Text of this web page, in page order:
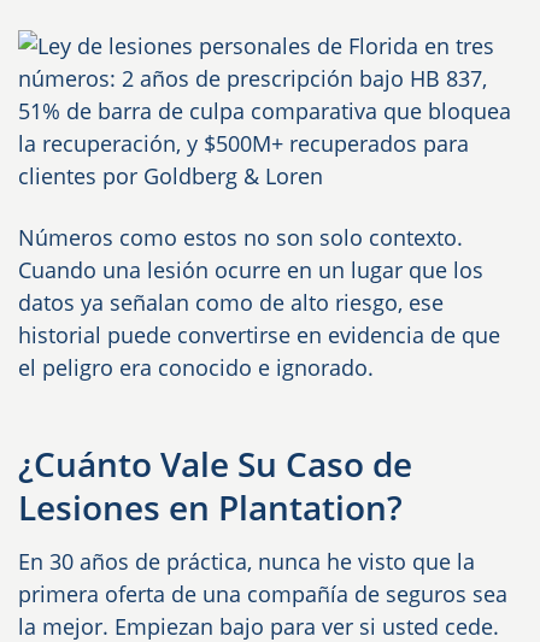
Números como estos no son solo contexto.
Cuando una lesión ocurre en un lugar que los
datos ya señalan como de alto riesgo, ese
historial puede convertirse en evidencia de que
el peligro era conocido e ignorado.
¿Cuánto Vale Su Caso de
Lesiones en Plantation?
En 30 años de práctica, nunca he visto que la
primera oferta de una compañía de seguros sea
la mejor. Empiezan bajo para ver si usted cede.